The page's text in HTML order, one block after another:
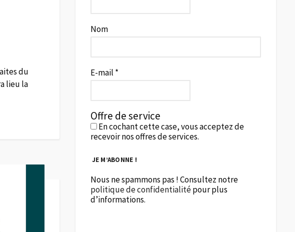
du
lieu la
Nom
E-mail *
Offre de service
En cochant cette case, vous acceptez de
recevoir nos offres de services.
Nous ne spammons pas ! Consultez notre
politique de confidentialitépour plus
d’informations.